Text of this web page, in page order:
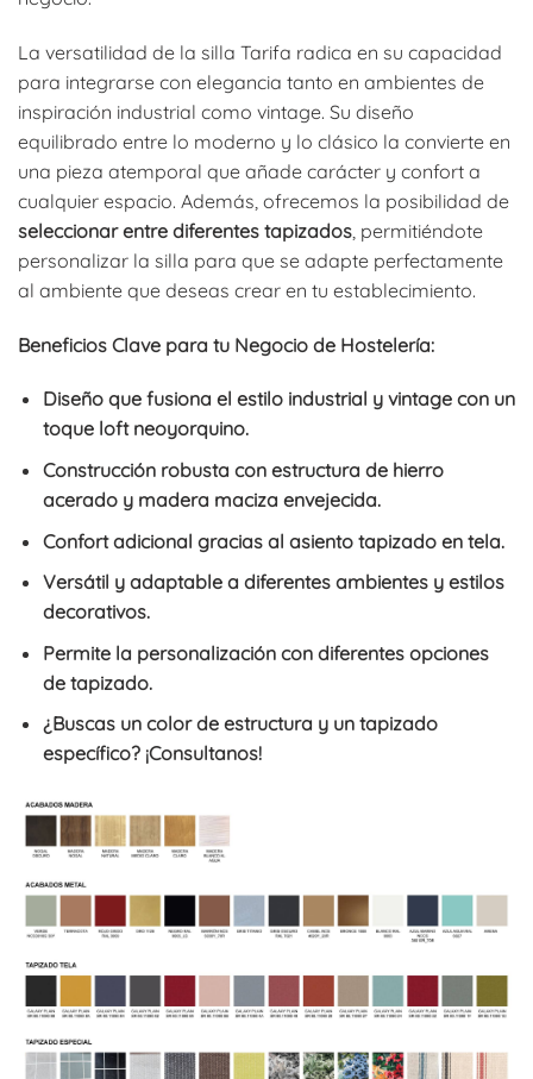
La versatilidad de la silla Tarifa radica en su capacidad
para integrarse con elegancia tanto en ambientes de
inspiración industrial como vintage. Su diseño
equilibrado entre lo moderno y lo clásico la convierte en
una pieza atemporal que añade carácter y confort a
cualquier espacio. Además, ofrecemos la posibilidad de
seleccionar entre diferentes tapizados , permitiéndote
personalizar la silla para que se adapte perfectamente
al ambiente que deseas crear en tu establecimiento.
Beneficios Clave para tu Negocio de Hostelería:
Diseño que fusiona el estilo industrial y vintage con un
toque loft neoyorquino.
Construcción robusta con estructura de hierro
acerado y madera maciza envejecida.
Confort adicional gracias al asiento tapizado en tela.
Versátil y adaptable a diferentes ambientes y estilos
decorativos.
Permite la personalización con diferentes opciones
de tapizado.
¿Buscas un color de estructura y un tapizado
específico? ¡Consultanos!